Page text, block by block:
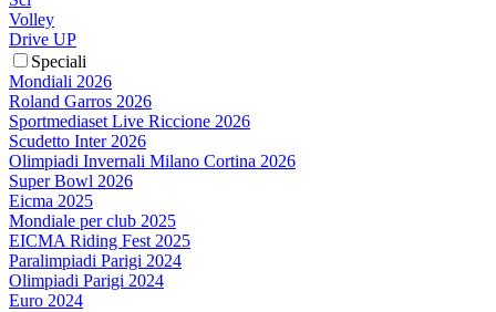
Volley
Drive UP
Speciali
Mondiali 2026
Roland Garros 2026
Sportmediaset Live Riccione 2026
Scudetto Inter 2026
Olimpiadi Invernali Milano Cortina 2026
Super Bowl 2026
Eicma 2025
Mondiale per club 2025
EICMA Riding Fest 2025
Paralimpiadi Parigi 2024
Olimpiadi Parigi 2024
Euro 2024